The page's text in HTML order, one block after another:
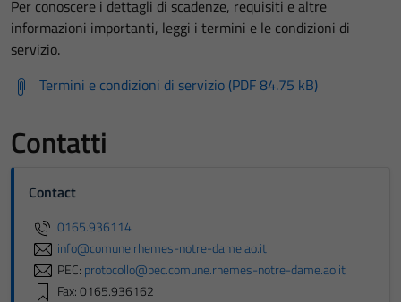
Per conoscere i dettagli di scadenze, requisiti e altre
informazioni importanti, leggi i termini e le condizioni di
servizio.
Termini e condizioni di servizio (PDF 84.75 kB)
Contatti
Contact
0165.936114
info@comune.rhemes-notre-dame.ao.it
PEC: protocollo@pec.comune.rhemes-notre-dame.ao.it
Fax: 0165.936162